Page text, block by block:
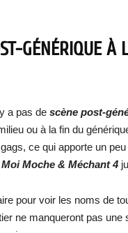
GÉNÉRIQUE À
a pas de scène post-
ou à la fin du
ce qui apporte un
Moi Moche & Méchant4
pour voir les noms de
ne manqueront pas une